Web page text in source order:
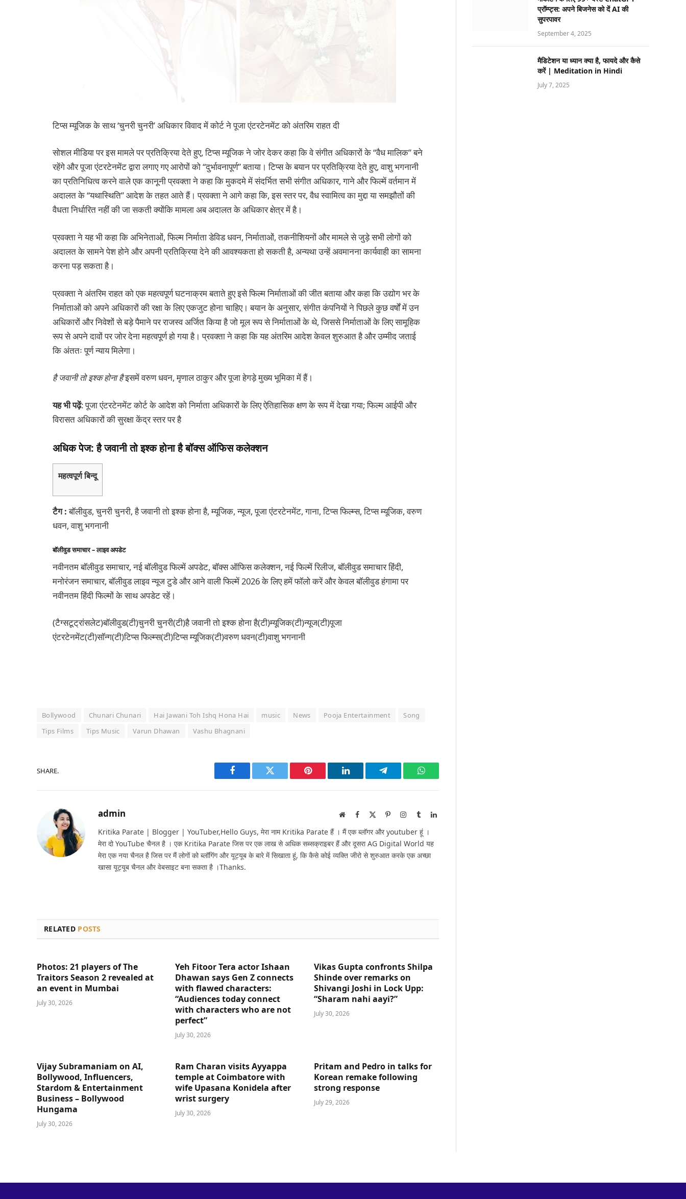
टिप्स म्यूजिक के साथ ‘चुनरी चुनरी’ अधिकार विवाद में कोर्ट ने पूजा एंटरटेनमेंट को अंतरिम राहत दी
सोशल मीडिया पर इस मामले पर प्रतिक्रिया देते हुए, टिप्स म्यूजिक ने जोर देकर कहा कि वे संगीत अधिकारों के “वैध मालिक” बने
रहेंगे और पूजा एंटरटेनमेंट द्वारा लगाए गए आरोपों को “दुर्भावनापूर्ण” बताया। टिप्स के बयान पर प्रतिक्रिया देते हुए, वाशु भगनानी
का प्रतिनिधित्व करने वाले एक कानूनी प्रवक्ता ने कहा कि मुकदमे में संदर्भित सभी संगीत अधिकार, गाने और फिल्में वर्तमान में
अदालत के “यथास्थिति” आदेश के तहत आते हैं। प्रवक्ता ने आगे कहा कि, इस स्तर पर, वैध स्वामित्व का मुद्दा या समझौतों की
वैधता निर्धारित नहीं की जा सकती क्योंकि मामला अब अदालत के अधिकार क्षेत्र में है।
प्रवक्ता ने यह भी कहा कि अभिनेताओं, फिल्म निर्माता डेविड धवन, निर्माताओं, तकनीशियनों और मामले से जुड़े सभी लोगों को
अदालत के सामने पेश होने और अपनी प्रतिक्रिया देने की आवश्यकता हो सकती है, अन्यथा उन्हें अवमानना ​​​​कार्यवाही का सामना
करना पड़ सकता है।
प्रवक्ता ने अंतरिम राहत को एक महत्वपूर्ण घटनाक्रम बताते हुए इसे फिल्म निर्माताओं की जीत बताया और कहा कि उद्योग भर के
निर्माताओं को अपने अधिकारों की रक्षा के लिए एकजुट होना चाहिए। बयान के अनुसार, संगीत कंपनियों ने पिछले कुछ वर्षों में उन
अधिकारों और निवेशों से बड़े पैमाने पर राजस्व अर्जित किया है जो मूल रूप से निर्माताओं के थे, जिससे निर्माताओं के लिए सामूहिक
रूप से अपने दावों पर जोर देना महत्वपूर्ण हो गया है। प्रवक्ता ने कहा कि यह अंतरिम आदेश केवल शुरुआत है और उम्मीद जताई
कि अंततः पूर्ण न्याय मिलेगा।
है जवानी तो इश्क होना हैइसमें वरुण धवन, मृणाल ठाकुर और पूजा हेगड़े मुख्य भूमिका में हैं।
यह भी पढ़ें: पूजा एंटरटेनमेंट कोर्ट के आदेश को निर्माता अधिकारों के लिए ऐतिहासिक क्षण के रूप में देखा गया; फिल्म आईपी और
विरासत अधिकारों की सुरक्षा केंद्र स्तर पर है
अधिक पेज: है जवानी तो इश्क होना है बॉक्स ऑफिस कलेक्शन
महत्वपूर्ण बिन्दू
टैग :बॉलीवुड, चुनरी चुनरी, है जवानी तो इश्क होना है, म्यूजिक, न्यूज, पूजा एंटरटेनमेंट, गाना, टिप्स फिल्म्स, टिप्स म्यूजिक, वरुण
धवन, वाशु भगनानी
बॉलीवुड समाचार – लाइव अपडेट
नवीनतम बॉलीवुड समाचार, नई बॉलीवुड फिल्में अपडेट, बॉक्स ऑफिस कलेक्शन, नई फिल्में रिलीज, बॉलीवुड समाचार हिंदी,
मनोरंजन समाचार, बॉलीवुड लाइव न्यूज टुडे और आने वाली फिल्में 2026 के लिए हमें फॉलो करें और केवल बॉलीवुड हंगामा पर
नवीनतम हिंदी फिल्मों के साथ अपडेट रहें।
(टैग्सटूट्रांसलेट)बॉलीवुड(टी)चुनरी चुनरी(टी)है जवानी तो इश्क होना है(टी)म्यूजिक(टी)न्यूज(टी)पूजा
एंटरटेनमेंट(टी)सॉन्ग(टी)टिप्स फिल्म्स(टी)टिप्स म्यूजिक(टी)वरुण धवन(टी)वाशु भगनानी
Bollywood Chunari Chunari Hai Jawani Toh Ishq Hona Hai music News Pooja Entertainment
Song
Tips Films
Tips Music Varun Dhawan Vashu Bhagnani
SHARE.
Facebook Twitter Pinterest LinkedIn Telegram WhatsApp
admin WebsiteFacebook PinterestInstagram
TumblrLinkedIn
Kritika Parate | Blogger | YouTuber,Hello Guys, मेरा नाम Kritika Parate हैं । मैं एक ब्लॉगर और youtuber हूं ।
मेरा दो YouTube चैनल है । एक Kritika Parate जिस पर एक लाख से अधिक सब्सक्राइबर हैं और दूसरा AG Digital World यह
मेरा एक नया चैनल है जिस पर मैं लोगों को ब्लॉगिंग और यूट्यूब के बारे में सिखाता हूं, कि कैसे कोई व्यक्ति जीरो से शुरुआत करके एक अच्छा
खासा यूट्यूब चैनल और वेबसाइट बना सकता है ।Thanks.
RELATED POSTS
Photos: 21 players of The
Traitors Season 2 revealed at
an event in Mumbai
July 30, 2026
Yeh Fitoor Tera actor Ishaan
Dhawan says Gen Z connects
with flawed characters:
“Audiences today connect
with characters who are not
perfect”
July 30, 2026
Vikas Gupta confronts Shilpa
Shinde over remarks on
Shivangi Joshi in Lock Upp:
“Sharam nahi aayi?”
July 30, 2026
Vijay Subramaniam on AI,
Bollywood, Influencers,
Stardom & Entertainment
Business – Bollywood
Hungama
July 30, 2026
Ram Charan visits Ayyappa
temple at Coimbatore with
wife Upasana Konidela after
wrist surgery
July 30, 2026
Pritam and Pedro in talks for
Korean remake following
strong response
July 29, 2026
प्रॉम्प्ट्स: अपने बिजनेस को दें AI की
सुपरपावर
September 4, 2025
मैडिटेशन या ध्यान क्या है, फायदे और कैसे
करें | Meditation in Hindi
July 7, 2025